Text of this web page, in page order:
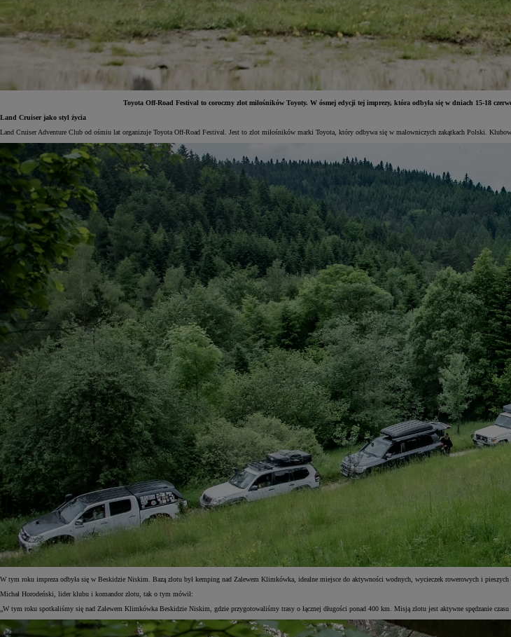
Od197 400 złnetto
PROACE Max
RÓWNIEŻ ELECTRIC
Toyota Off-Road Festival to coroczny zlot miłośników Toyoty. W ósmej edycji tej imprezy, która odbyła się w dniach 15-18
Land Cruiser jako styl życia
Land Cruiser Adventure Club od ośmiu lat organizuje Toyota Off-Road Festival. Jest to zlot miłośników marki Toyota, który odbywa się w malowniczych zakątkach Polski.
W tym roku impreza odbyła się w Beskidzie Niskim. Bazą zlotu był kemping nad Zalewem Klimkówka, idealne miejsce do aktywności wodnych, wycieczek rowerowych i pieszych
Michał Horodeński, lider klubu i komandor zlotu, tak o tym mówił:
„W tym roku spotkaliśmy się nad Zalewem Klimkówka Beskidzie Niskim, gdzie przygotowaliśmy trasy o łącznej długości ponad 400 km. Misją zlotu jest aktywne spędzanie czasu